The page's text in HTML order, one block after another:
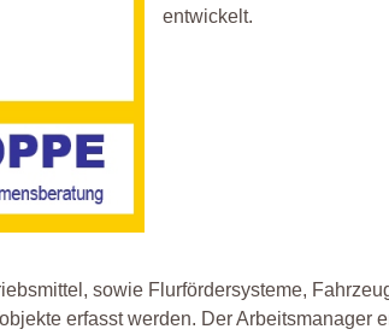
entwickelt.
sowie Flurfördersysteme,
erfasst werden. Der Arbeitsmanager